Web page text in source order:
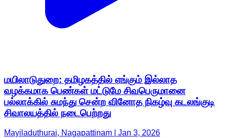
மயிலாடுதுறை: தமிழகத்தில் எங்கும் இல்லாத
வழக்கமாக பெண்கள் மட்டுமே சிவபெருமானை
பல்லாக்கில் சுமந்து சென்ற வினோத நிகழ்வு கடலங்குடி
சிவாலயத்தில் நடைபெற்றது
Mayiladuthurai, Nagapattinam | Jan 3, 2026